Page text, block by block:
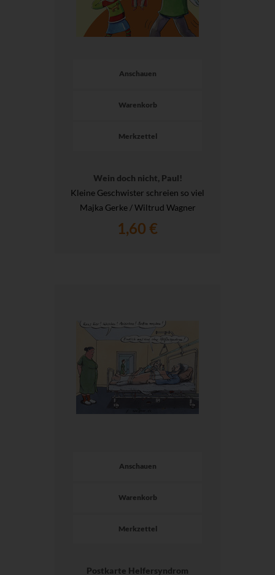
Anschauen
Warenkorb
Merkzettel
Wein doch nicht, Paul!
Kleine Geschwister schreien so viel
Majka Gerke / Wiltrud Wagner
1,60 €
Anschauen
Warenkorb
Merkzettel
Postkarte Helfersyndrom